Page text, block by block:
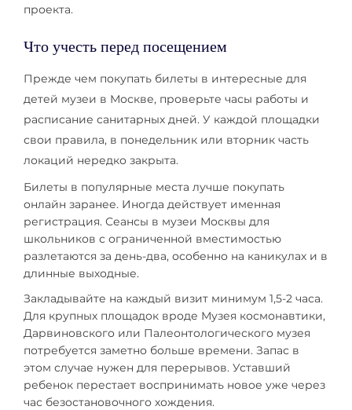
проекта.
Что учесть перед посещением
Прежде чем покупать билеты в интересные для
детей музеи в Москве, проверьте часы работы и
расписание санитарных дней. У каждой площадки
свои правила, в понедельник или вторник часть
локаций нередко закрыта.
Билеты в популярные места лучше покупать
онлайн заранее. Иногда действует именная
регистрация. Сеансы в музеи Москвы для
школьников с ограниченной вместимостью
разлетаются за день-два, особенно на каникулах и в
длинные выходные.
Закладывайте на каждый визит минимум 1,5-2 часа.
Для крупных площадок вроде Музея космонавтики,
Дарвиновского или Палеонтологического музея
потребуется заметно больше времени. Запас в
этом случае нужен для перерывов. Уставший
ребенок перестает воспринимать новое уже через
час безостановочного хождения.